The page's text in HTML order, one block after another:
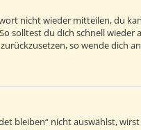
nicht wieder mitteilen, du
solltest du dich schnell wieder
so wende dich
bleiben“ nicht auswählst,